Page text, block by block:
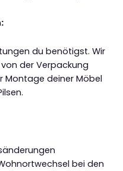
du benötigst. Wir
der Verpackung
Montage deiner Möbel
bei den